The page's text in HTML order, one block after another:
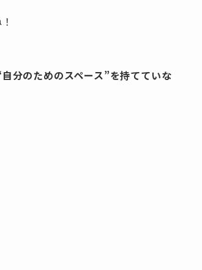
分のためのスペース”を持てていな